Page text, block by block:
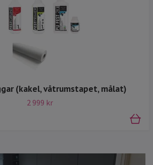
(kakel, våtrumstapet, målat)
2 999 kr